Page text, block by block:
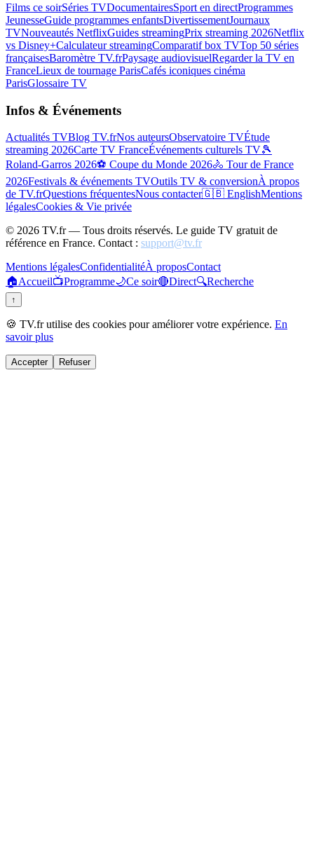
Films ce soirSéries TVDocumentairesSport en directProgrammes
JeunesseGuide programmes enfantsDivertissementJournaux
TVNouveautés NetflixGuides streamingPrix streaming 2026Netflix
vs Disney+Calculateur streamingComparatif box TVTop 50 séries
françaisesBaromètre TV.frPaysage audiovisuelRegarder la TV en
FranceLieux de tournage ParisCafés iconiques cinéma
ParisGlossaire TV
Infos & Événements
Actualités TVBlog TV.frNos auteursObservatoire TVÉtude
streaming 2026Carte TV FranceÉvénements culturels TV🎾
Roland-Garros 2026⚽ Coupe du Monde 2026🚴 Tour de France
2026Festivals & événements TVOutils TV & conversionÀ propos
de TV.frQuestions fréquentesNous contacter🇬🇧 EnglishMentions
légalesCookies & Vie privée
© 2026 TV.fr — Tous droits réservés. Le guide TV gratuit de
référence en France. Contact : support@tv.fr
Mentions légalesConfidentialitéÀ proposContact
🏠Accueil📺Programme🌙Ce soir🔴Direct🔍Recherche
↑
🍪 TV.fr utilise des cookies pour améliorer votre expérience. En
savoir plus
Accepter Refuser